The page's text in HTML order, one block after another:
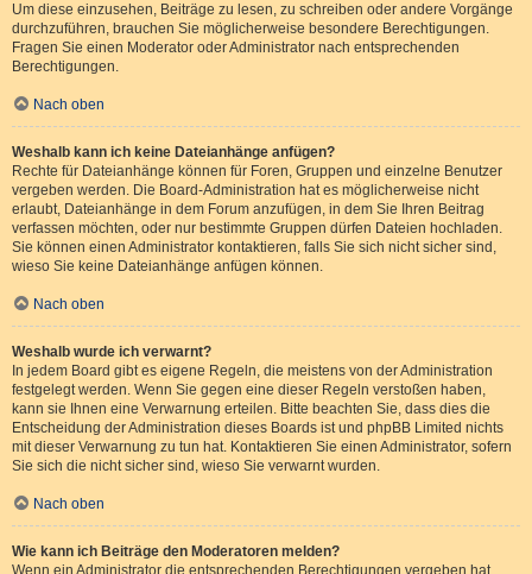
Um diese einzusehen, Beiträge zu lesen, zu schreiben oder andere Vorgänge
durchzuführen, brauchen Sie möglicherweise besondere Berechtigungen.
Fragen Sie einen Moderator oder Administrator nach entsprechenden
Berechtigungen.
Nach oben
Weshalb kann ich keine Dateianhänge anfügen?
Rechte für Dateianhänge können für Foren, Gruppen und einzelne Benutzer
vergeben werden. Die Board-Administration hat es möglicherweise nicht
erlaubt, Dateianhänge in dem Forum anzufügen, in dem Sie Ihren Beitrag
verfassen möchten, oder nur bestimmte Gruppen dürfen Dateien hochladen.
Sie können einen Administrator kontaktieren, falls Sie sich nicht sicher sind,
wieso Sie keine Dateianhänge anfügen können.
Nach oben
Weshalb wurde ich verwarnt?
In jedem Board gibt es eigene Regeln, die meistens von der Administration
festgelegt werden. Wenn Sie gegen eine dieser Regeln verstoßen haben,
kann sie Ihnen eine Verwarnung erteilen. Bitte beachten Sie, dass dies die
Entscheidung der Administration dieses Boards ist und phpBB Limited nichts
mit dieser Verwarnung zu tun hat. Kontaktieren Sie einen Administrator, sofern
Sie sich die nicht sicher sind, wieso Sie verwarnt wurden.
Nach oben
Wie kann ich Beiträge den Moderatoren melden?
Wenn ein Administrator die entsprechenden Berechtigungen vergeben hat,